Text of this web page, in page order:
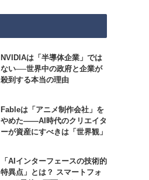
NVIDIAは「半導体企業」では
ない──世界中の政府と企業が
殺到する本当の理由
Fableは「アニメ制作会社」を
やめた――AI時代のクリエイタ
ーが資産にすべきは「世界観」
「AIインターフェースの技術的
特異点」とは？ スマートフォ